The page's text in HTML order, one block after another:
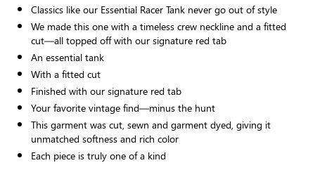
Classics like our Essential Racer Tank never go out of style
We made this one with a timeless crew neckline and a fitted
cut—all topped off with our signature red tab
An essential tank
With a fitted cut
Finished with our signature red tab
Your favorite vintage find—minus the hunt
This garment was cut, sewn and garment dyed, giving it
unmatched softness and rich color
Each piece is truly one of a kind